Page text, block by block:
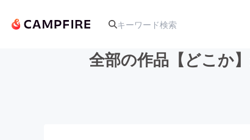
全部の作品【どこか